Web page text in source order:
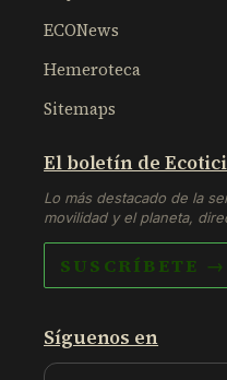
ECONews
Hemeroteca
Sitemaps
El boletín de
Lo más destacado de la
movilidad y el planeta,
SUSCRÍBETE →
Síguenos en